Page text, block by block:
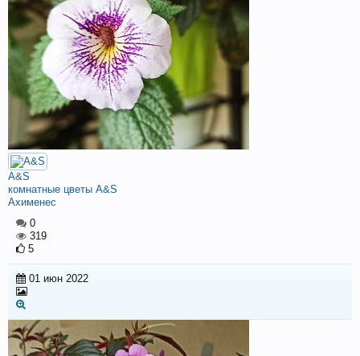
A&S
комнатные цветы A&S
Ахименес
0
319
5
01 июн 2022